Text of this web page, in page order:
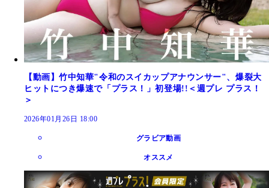
【動画】竹中知華"令和のスイカップアナウンサー"、爆裂大
ヒットにつき爆速で「プラス！」初登場!!＜週プレ プラス！
＞
2026年01月26日 18:00
グラビア動画
オススメ